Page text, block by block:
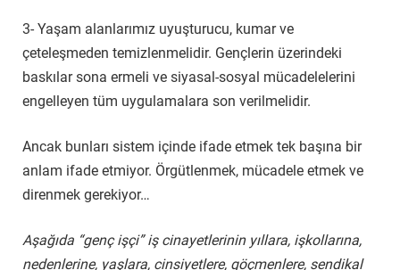
3- Yaşam alanlarımız uyuşturucu, kumar ve
çeteleşmeden temizlenmelidir. Gençlerin üzerindeki
baskılar sona ermeli ve siyasal-sosyal mücadelelerini
engelleyen tüm uygulamalara son verilmelidir.
Ancak bunları sistem içinde ifade etmek tek başına bir
anlam ifade etmiyor. Örgütlenmek, mücadele etmek ve
direnmek gerekiyor…
Aşağıda “genç işçi” iş cinayetlerinin yıllara, işkollarına,
nedenlerine, yaşlara, cinsiyetlere, göçmenlere, sendikal